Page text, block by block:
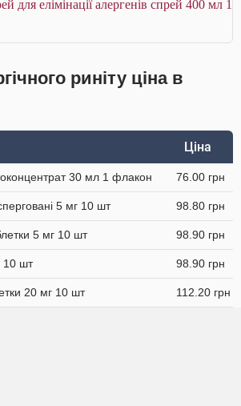
для елімінації алергенів спрей 400 мл 1
риніту ціна в
Ціна
30 мл 1 флакон 76.00 грн
5 мг 10 шт 98.80 грн
5 мг 10 шт 98.90 грн
10 шт 98.90 грн
20 мг 10 шт 112.20 грн